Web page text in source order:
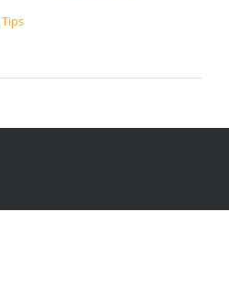
Tips